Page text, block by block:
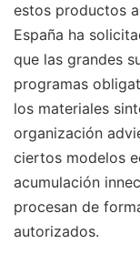
estos productos
España ha
que las grandes
programas
los materiales
organización
ciertos modelos
acumulación
procesan de
autorizados.